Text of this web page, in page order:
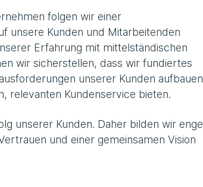
folgen wir einer
unsere Kunden und Mitarbeitenden
Erfahrung mit mittelständischen
wir sicherstellen, dass wir fundiertes
unserer Kunden aufbauen
relevanten Kundenservice bieten.
unserer Kunden. Daher bilden wir enge
und einer gemeinsamen Vision